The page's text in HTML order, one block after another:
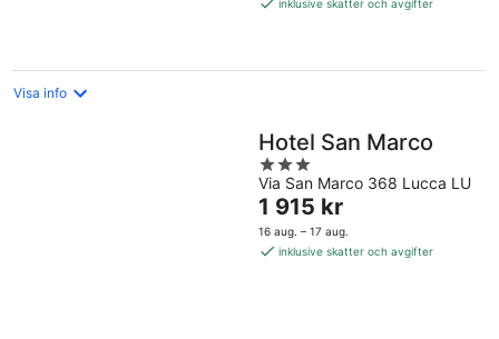
inklusive skatter och avgifter
Visa info
Hotel San Marco
3
out
of
5
Via San Marco 368 Lucca LU
Priset
är
1 915 kr
1 915 kr
16 aug. – 17 aug.
inklusive skatter och avgifter